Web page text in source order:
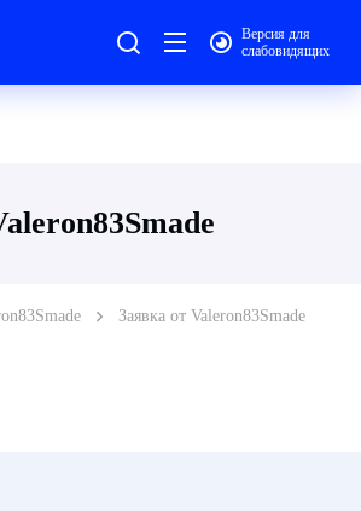
Версия для
слабовидящих
Заявка от Valeron83Smade